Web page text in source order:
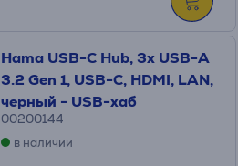
Hama USB-C Hub, 3x USB-A
3.2 Gen 1, USB-C, HDMI, LAN,
черный - USB-хаб
00200144
в наличии